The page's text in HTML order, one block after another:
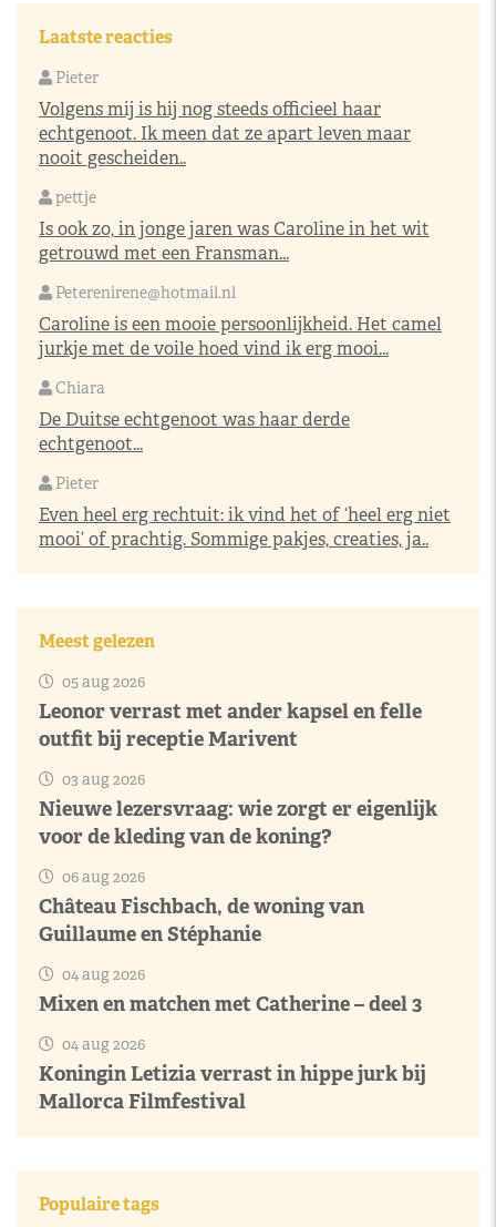
Laatste reacties
Pieter
Volgens mij is hij nog steeds officieel haar
echtgenoot. Ik meen dat ze apart leven maar
nooit gescheiden..
pettje
Is ook zo, in jonge jaren was Caroline in het wit
getrouwd met een Fransman...
Peterenirene@hotmail.nl
Caroline is een mooie persoonlijkheid. Het camel
jurkje met de voile hoed vind ik erg mooi...
Chiara
De Duitse echtgenoot was haar derde
echtgenoot...
Pieter
Even heel erg rechtuit: ik vind het of ‘heel erg niet
mooi’ of prachtig. Sommige pakjes, creaties, ja..
Meest gelezen
05 aug 2026
Leonor verrast met ander kapsel en felle
outfit bij receptie Marivent
03 aug 2026
Nieuwe lezersvraag: wie zorgt er eigenlijk
voor de kleding van de koning?
06 aug 2026
Château Fischbach, de woning van
Guillaume en Stéphanie
04 aug 2026
Mixen en matchen met Catherine – deel 3
04 aug 2026
Koningin Letizia verrast in hippe jurk bij
Mallorca Filmfestival
Populaire tags